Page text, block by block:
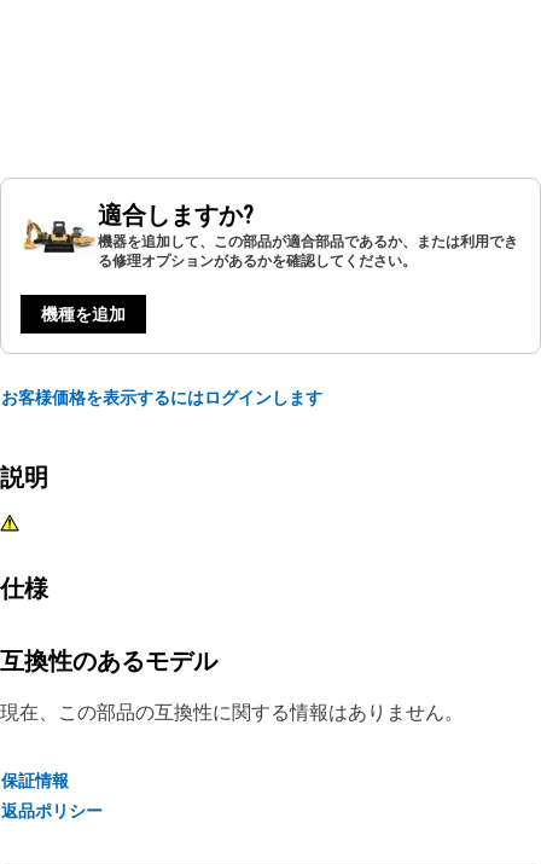
適合しますか?
機器を追加して、この部品が適合部品であるか、または利用でき
る修理オプションがあるかを確認してください。
機種を追加
お客様価格を表示するにはログインします
説明
仕様
互換性のあるモデル
現在、この部品の互換性に関する情報はありません。
保証情報
返品ポリシー